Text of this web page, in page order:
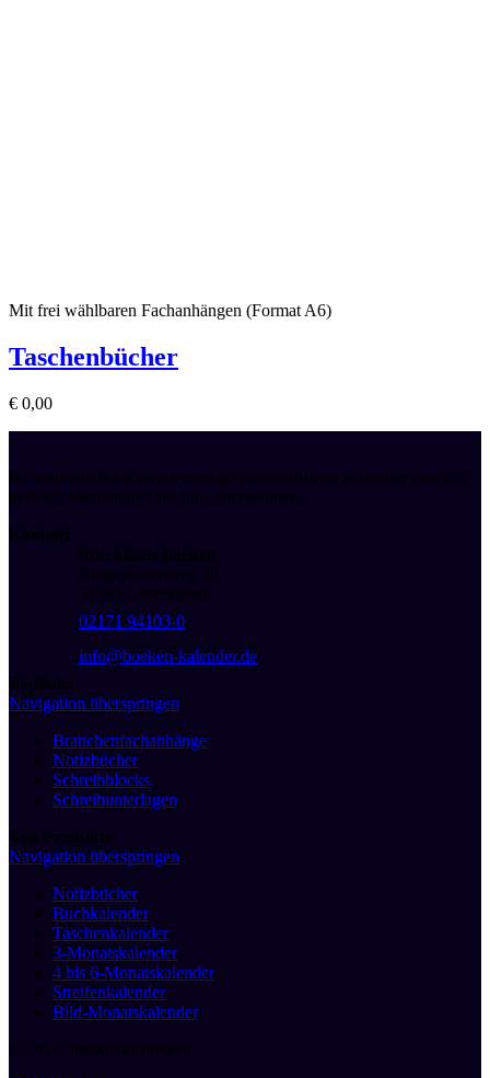
Mit frei wählbaren Fachanhängen (Format A6)
Taschenbücher
€ 0,00
Ihr individueller Kalenderverlag! Personalisierte Kalender sind das
perfekte Werbemittel für Ihr Unternehmen.
Kontakt
druckhaus boeken
Bürgerbuschweg 48
51381 Leverkusen
02171 94103-0
info@boeken-kalender.de
Toplinks
Navigation überspringen
Branchenfachanhänge
Notizbücher
Schreibblocks
Schreibunterlagen
Top Produkte
Navigation überspringen
Notizbücher
Buchkalender
Taschenkalender
3-Monatskalender
4 bis 6-Monatskalender
Streifenkalender
Bild-Monatskalender
© 2026 druckhaus boeken